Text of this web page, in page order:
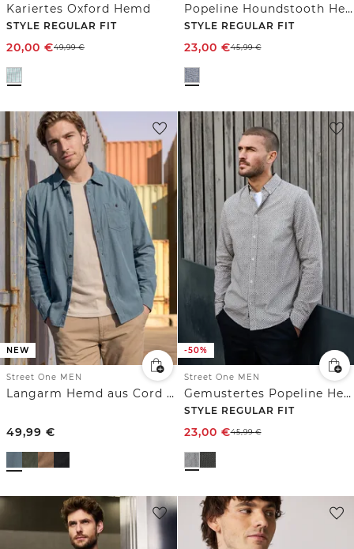
Kariertes Oxford Hemd
STYLE REGULAR FIT
20,00 €49,99€
Popeline Houndstooth Hemd
STYLE REGULAR FIT
23,00 €45,99€
NEW
Street One MEN
Langarm Hemd aus Cord in Unifarbe
49,99 €
-50%
Street One MEN
Gemustertes Popeline Hemd
STYLE REGULAR FIT
23,00 €45,99€